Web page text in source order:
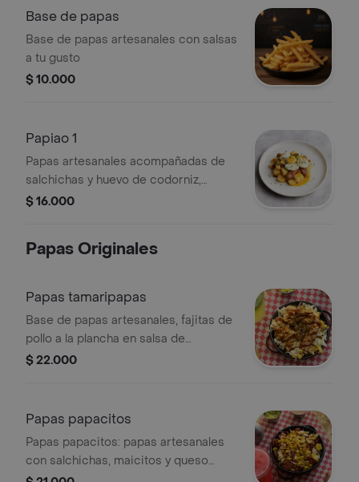
Base de papas
Base de papas artesanales con salsas
a tu gusto
$ 10.000
Papiao 1
Papas artesanales acompañadas de
salchichas y huevo de codorniz,
decoradas con perejil.
$ 16.000
Papas Originales
Papas tamaripapas
Base de papas artesanales, fajitas de
pollo a la plancha en salsa de
tamarindo picante.
$ 22.000
Papas papacitos
Papas papacitos: papas artesanales
con salchichas, maicitos y queso